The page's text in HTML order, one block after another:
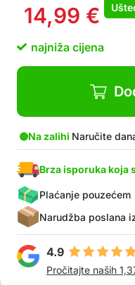
14,99 €
najniža cijena
Na zalihi Naručite
Brza isporuka koja
Plaćanje pouzećem
Narudžba poslana
4.9
Pročitajte naših